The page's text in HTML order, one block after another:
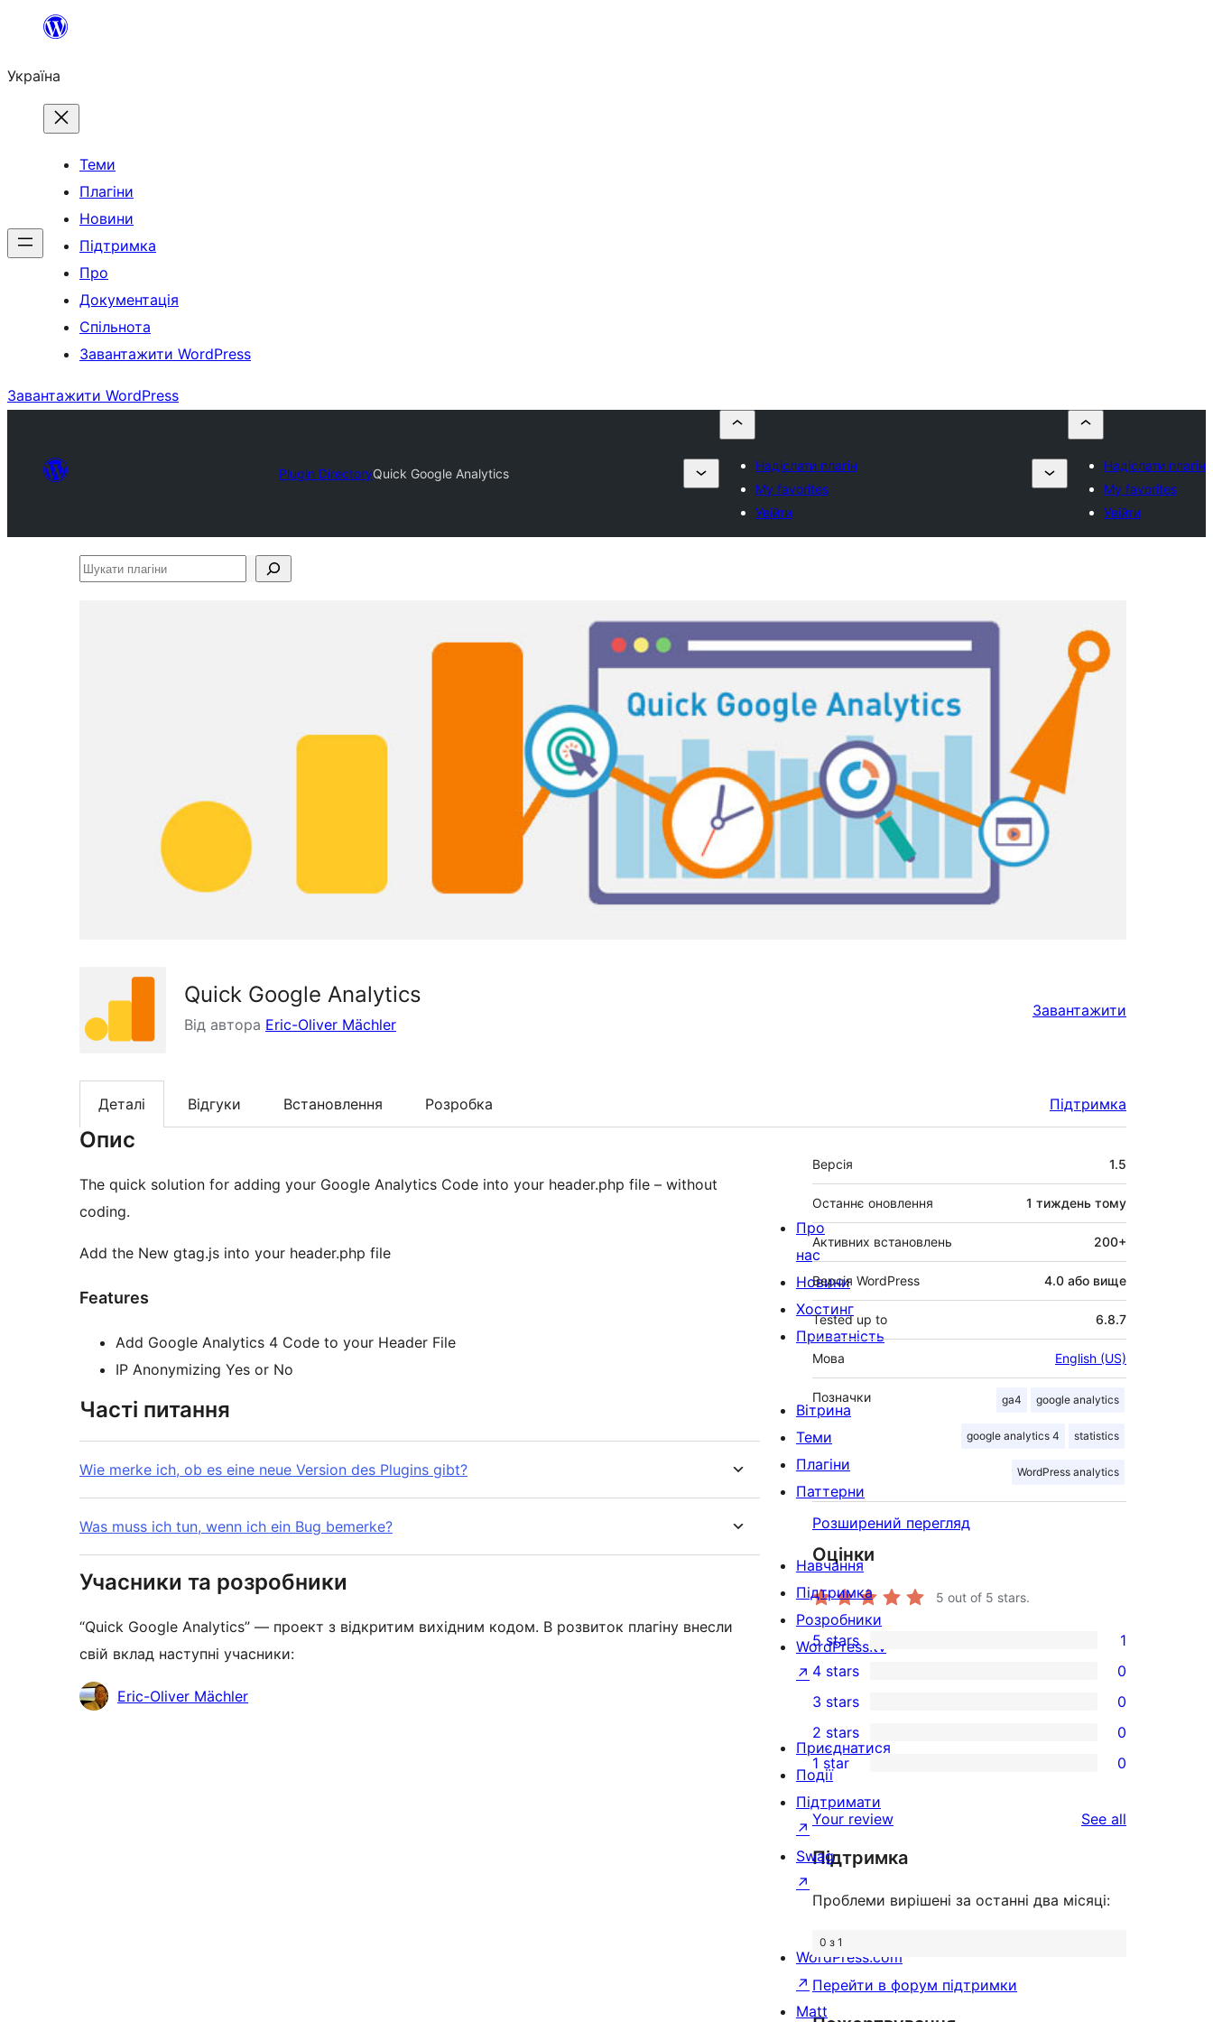
Перейти
вмісту
Україна
Теми
Плагіни
Новини
Підтримка
Про
Документація
Спільнота
Завантажити WordPress
Завантажити WordPress
Plugin DirectoryQuick Google Analytics
Надіслати плагін
My favorites
Увійти
Надіслати плагін
My favorites
Увійти
Шукати
Quick Google Analytics
Від автора Eric-Oliver Mächler
Завантажити
Деталі Відгуки Встановлення Розробка Підтримка
Опис
The quick solution for adding your Google Analytics Code into your header.php file – without
coding.
Add the New gtag.js into your header.php file
Features
Add Google Analytics 4 Code to your Header File
IP Anonymizing Yes or No
Часті питання
Wie merke ich, ob es eine neue Version des Plugins gibt?
Was muss ich tun, wenn ich ein Bug bemerke?
Учасники та розробники
“Quick Google Analytics” — проект з відкритим вихідним кодом. В розвиток плагіну внесли
свій вклад наступні учасники:
УчасникиEric-Oliver Mächler
Мета
Версія 1.5
Останнє оновлення 1 тиждень тому
Активних встановлень 200+
Версія WordPress 4.0 або вище
Tested up to 6.8.7
Мова English (US)
Позначки ga4 google analytics
google analytics 4 statistics
WordPress analytics
Розширений перегляд
Оцінки
5 out of 5 stars.
1
5-
star
review
5 stars 1
4-
star
reviews
4 stars 0
0
3-
star
reviews
3 stars 0
0
2-
star
reviews
2 stars 0
0
1-
star
reviews
1 star 0
Your review See all
Підтримка
Проблеми вирішені за останні два місяці:
0 з 1
Перейти в форум підтримки
Про
нас
Новини
Хостинг
Приватність
Вітрина
Теми
Плагіни
Паттерни
Навчання
Підтримка
Розробники
WordPress.tv
↗
Приєднатися
Події
Підтримати
↗
Swag
↗
WordPress.com
↗
Matt